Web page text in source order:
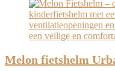
Melon fietshelm